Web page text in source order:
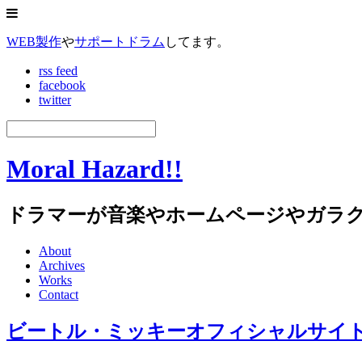
WEB製作やサポートドラム してます。
rss feed
facebook
twitter
Moral Hazard!!
ドラマーが音楽やホームページやガラ
About
Archives
Works
Contact
ビートル・ミッキーオフィシャルサイ